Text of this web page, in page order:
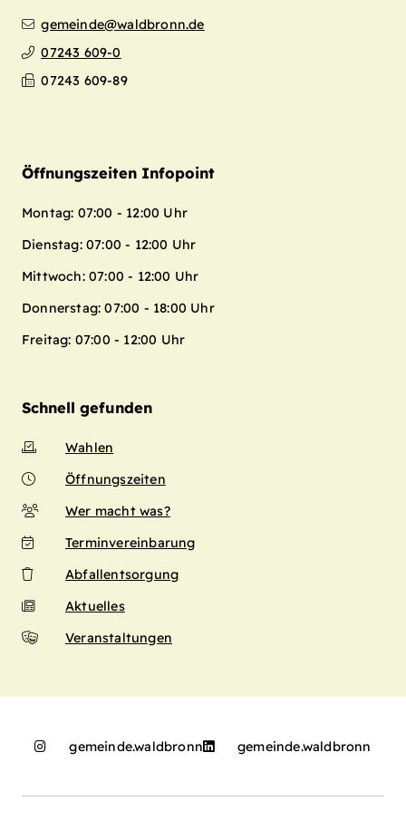
gemeinde@waldbronn.de
07243 609-0
07243 609-89
Öffnungszeiten Infopoint
Montag: 07:00 - 12:00 Uhr
Dienstag: 07:00 - 12:00 Uhr
Mittwoch: 07:00 - 12:00 Uhr
Donnerstag: 07:00 - 18:00 Uhr
Freitag: 07:00 - 12:00 Uhr
Schnell gefunden
Wahlen
Öffnungszeiten
Wer macht was?
Terminvereinbarung
Abfallentsorgung
Aktuelles
Veranstaltungen
gemeinde.waldbronn gemeinde.waldbronn